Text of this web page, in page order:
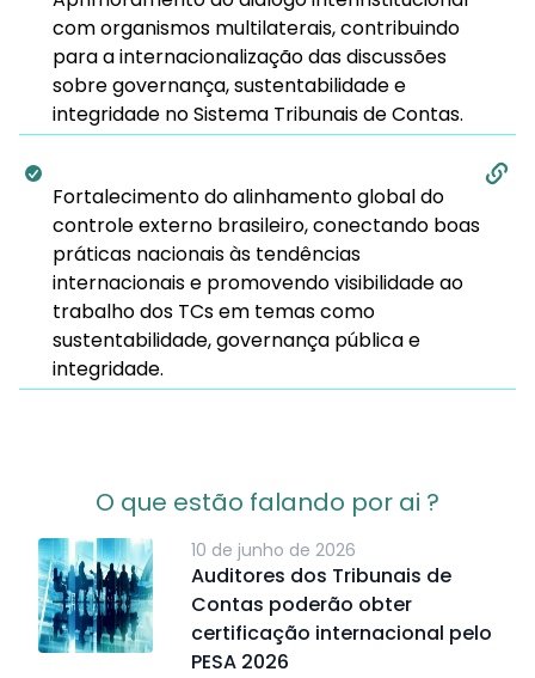
com organismos multilaterais, contribuindo
para a internacionalização das discussões
sobre governança, sustentabilidade e
integridade no Sistema Tribunais de Contas.
Fortalecimento do alinhamento global do
controle externo brasileiro, conectando boas
práticas nacionais às tendências
internacionais e promovendo visibilidade ao
trabalho dos TCs em temas como
sustentabilidade, governança pública e
integridade.
O que estão falando por ai ?
10 de junho de 2026
Auditores dos Tribunais de
Contas poderão obter
certificação internacional pelo
PESA 2026